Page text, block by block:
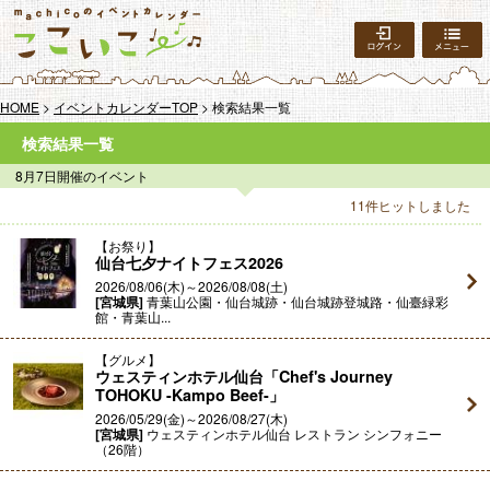
ログイン
HOME> イベントカレンダーTOP> 検索結果一覧
検索結果一覧
8月7日開催のイベント
11件ヒットしました
お祭り
仙台七夕ナイトフェス2026
2026/08/06(木)～2026/08/08(土)
[宮城県]青葉山公園・仙台城跡・仙台城跡登城路・仙臺緑彩
館・青葉山...
グルメ
ウェスティンホテル仙台「Chef's Journey
TOHOKU -Kampo Beef-」
2026/05/29(金)～2026/08/27(木)
[宮城県] ウェスティンホテル仙台 レストラン シンフォニー
（26階）